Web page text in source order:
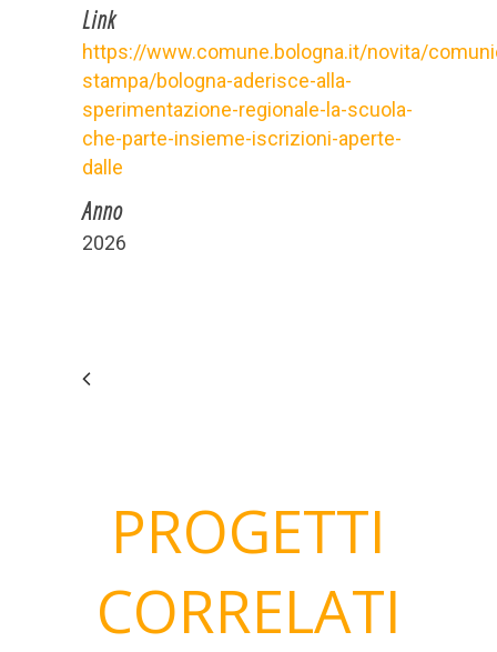
Link
https://www.comune.bologna.it/novita/
stampa/bologna-aderisce-alla-
sperimentazione-regionale-la-scuola-
che-parte-insieme-iscrizioni-aperte-
dalle
Anno
2026
PROGETTI
CORRELATI